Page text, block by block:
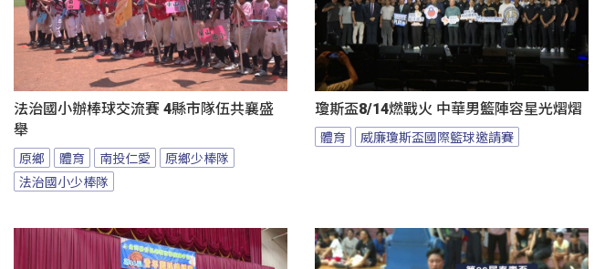
法治國小辦棒球交流賽 4縣市隊伍共襄盛
舉
原鄉 體育 南投仁愛
原鄉少棒隊
法治國小少棒隊
瓊斯盃8/14燃戰火 中華男籃陣容星光熠熠
體育 威廉瓊斯盃國際籃球邀請賽